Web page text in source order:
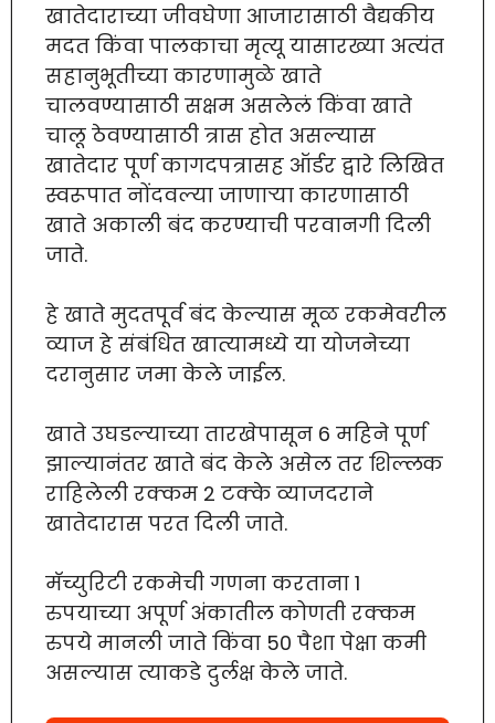
खातेदाराच्या जीवघेणा आजारासाठी वैद्यकीय
मदत किंवा पालकाचा मृत्यू यासारख्या अत्यंत
सहानुभूतीच्या कारणामुळे खाते
चालवण्यासाठी सक्षम असलेलं किंवा खाते
चालू ठेवण्यासाठी त्रास होत असल्यास
खातेदार पूर्ण कागदपत्रासह ऑर्डर द्वारे लिखित
स्वरूपात नोंदवल्या जाणाऱ्या कारणासाठी
खाते अकाली बंद करण्याची परवानगी दिली
जाते.
हे खाते मुदतपूर्व बंद केल्यास मूळ रकमेवरील
व्याज हे संबंधित खात्यामध्ये या योजनेच्या
दरानुसार जमा केले जाईल.
खाते उघडल्याच्या तारखेपासून 6 महिने पूर्ण
झाल्यानंतर खाते बंद केले असेल तर शिल्लक
राहिलेली रक्कम 2 टक्के व्याजदराने
खातेदारास परत दिली जाते.
मॅच्युरिटी रकमेची गणना करताना 1
रुपयाच्या अपूर्ण अंकातील कोणती रक्कम
रुपये मानली जाते किंवा 50 पैशा पेक्षा कमी
असल्यास त्याकडे दुर्लक्ष केले जाते.